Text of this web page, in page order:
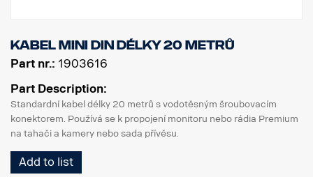
Kabel MINI DIN délky 20 metrů
Part nr.: 1903616
Part Description:
Standardní kabel délky 20 metrů s vodotěsným šroubovacím
konektorem. Používá se k propojení monitoru nebo rádia Premium
na tahači a kamery nebo sada přívěsu.
Add to list